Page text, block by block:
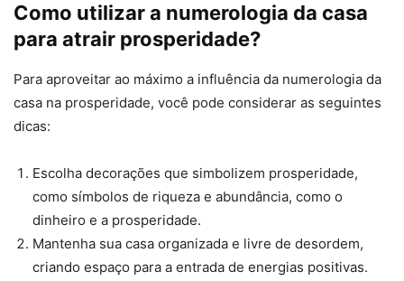
Como utilizar a numerologia da casa
para atrair prosperidade?
Para aproveitar ao máximo a influência da numerologia da
casa na prosperidade, você pode considerar as seguintes
dicas:
Escolha decorações que simbolizem prosperidade,
como símbolos de riqueza e abundância, como o
dinheiro e a prosperidade.
Mantenha sua casa organizada e livre de desordem,
criando espaço para a entrada de energias positivas.